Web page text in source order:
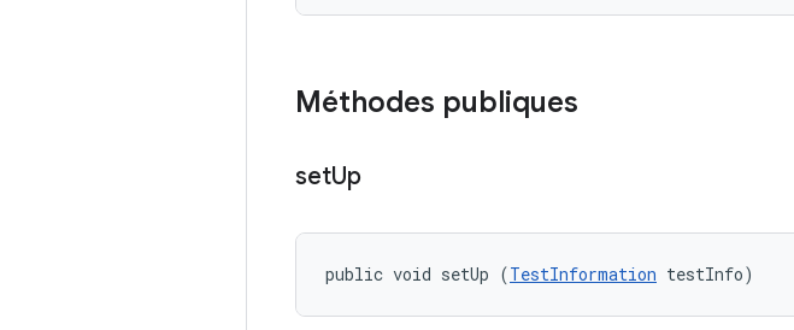
Méthodes publiques
setUp
public void setUp (TestInformation testInfo)